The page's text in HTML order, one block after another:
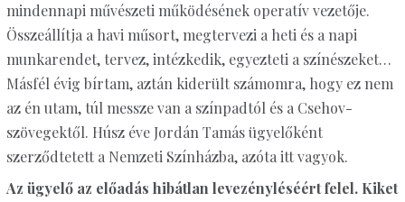
mindennapi művészeti működésének operatív vezetője.
Összeállítja a havi műsort, megtervezi a heti és a napi
munkarendet, tervez, intézkedik, egyezteti a színészeket…
Másfél évig bírtam, aztán kiderült számomra, hogy ez nem
az én utam, túl messze van a színpadtól és a Csehov-
szövegektől. Húsz éve Jordán Tamás ügyelőként
szerződtetett a Nemzeti Színházba, azóta itt vagyok.
Az ügyelő az előadás hibátlan levezényléséért felel. Kiket